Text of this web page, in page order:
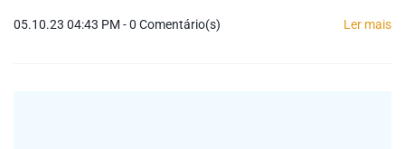
05.10.23 04:43 PM -0 Comentário(s) Ler mais